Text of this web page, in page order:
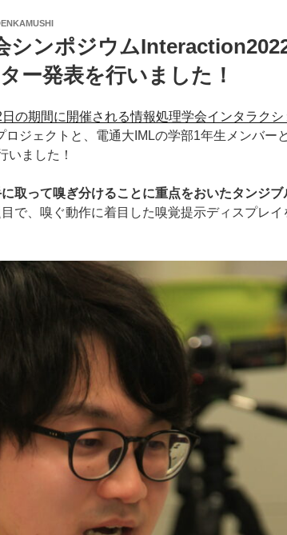
シンポジウム
ー発表を行いました！
の期間に開催される情報処理学会インタラクシ
ロジェクトと、電通大IMLの学部1年生メンバー
いました！
取って嗅ぎ分けることに重点をおいたタンジブ
目で、嗅ぐ動作に着目した嗅覚提示ディスプレイ